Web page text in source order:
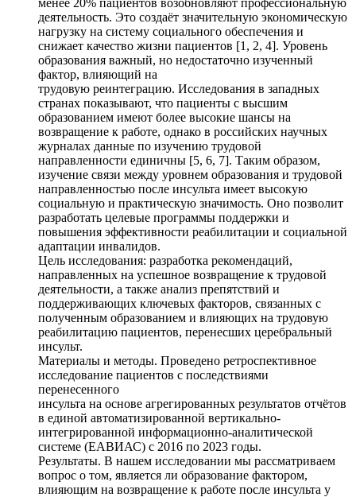
менее 20% пациентов возобновляют профессиональную
деятельность. Это создаёт значительную экономическую
нагрузку на систему социального обеспечения и
снижает качество жизни пациентов [1, 2, 4]. Уровень
образования важный, но недостаточно изученный
фактор, влияющий на
трудовую реинтеграцию. Исследования в западных
странах показывают, что пациенты с высшим
образованием имеют более высокие шансы на
возвращение к работе, однако в российских научных
журналах данные по изучению трудовой
направленности единичны [5, 6, 7]. Таким образом,
изучение связи между уровнем образования и трудовой
направленностью после инсульта имеет высокую
социальную и практическую значимость. Оно позволит
разработать целевые программы поддержки и
повышения эффективности реабилитации и социальной
адаптации инвалидов.
Цель исследования: разработка рекомендаций,
направленных на успешное возвращение к трудовой
деятельности, а также анализ препятствий и
поддерживающих ключевых факторов, связанных с
полученным образованием и влияющих на трудовую
реабилитацию пациентов, перенесших церебральный
инсульт.
Материалы и методы. Проведено ретроспективное
исследование пациентов с последствиями
перенесенного
инсульта на основе агрегированных результатов отчётов
в единой автоматизированной вертикально-
интегрированной информационно-аналитической
системе (ЕАВИАС) с 2016 по 2023 годы.
Результаты. В нашем исследовании мы рассматриваем
вопрос о том, является ли образование фактором,
влияющим на возвращение к работе после инсульта у